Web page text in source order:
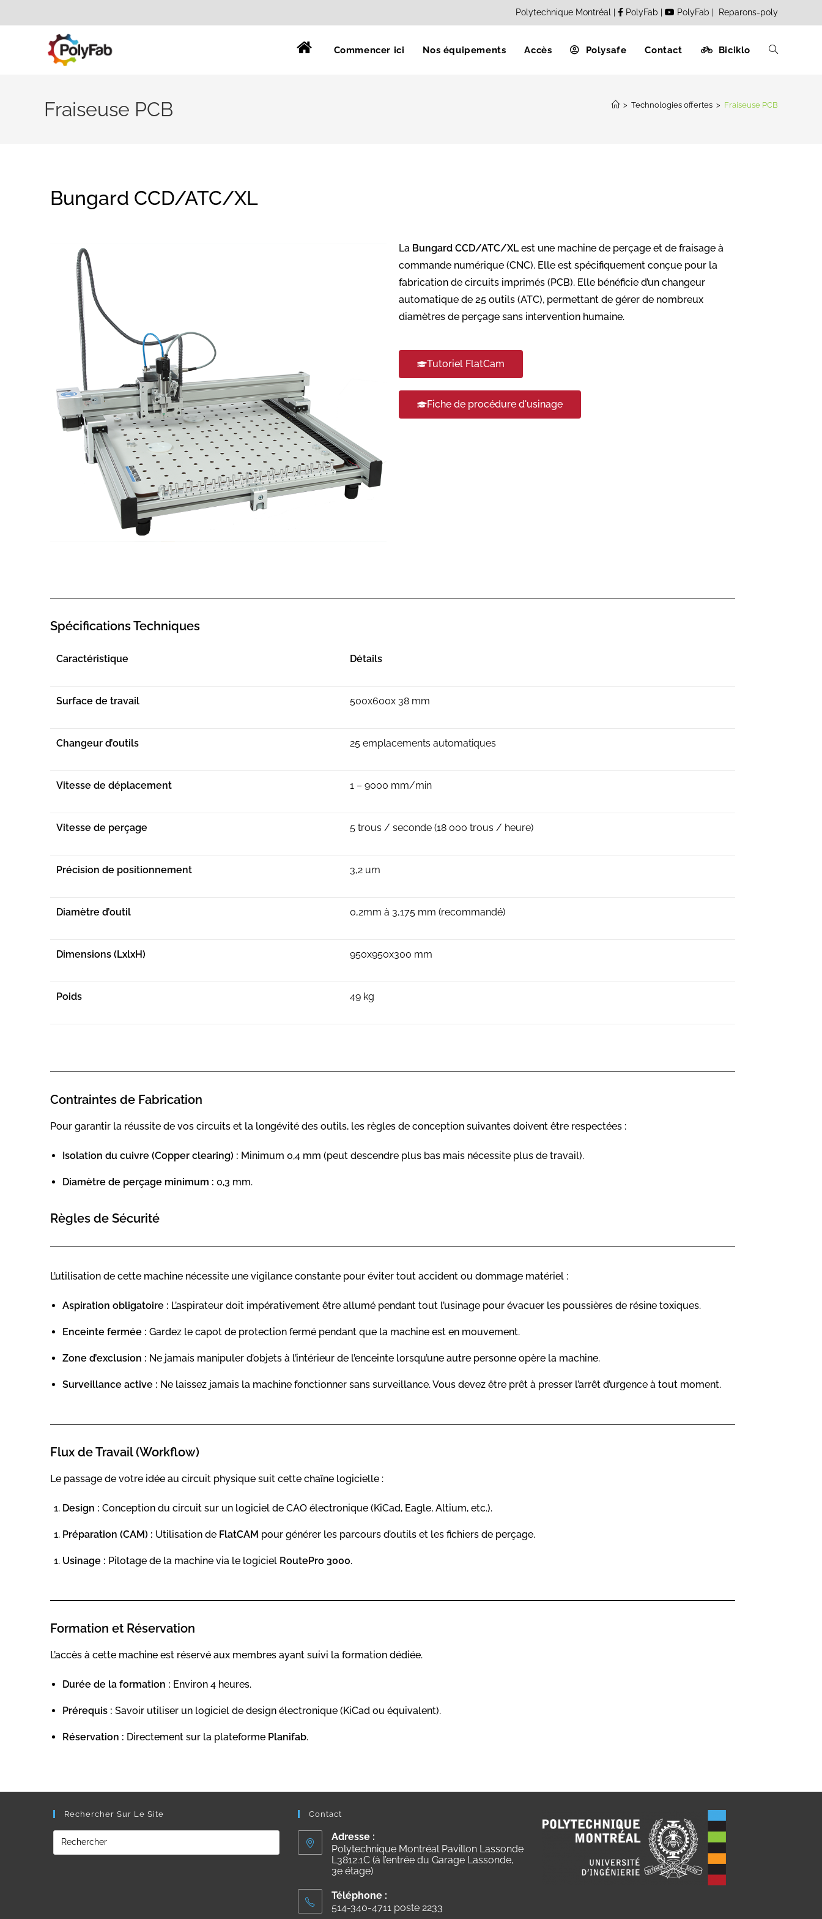
Polytechnique Montréal PolyFab PolyFab Reparons-poly
Commencer ici Nos équipements Accès Polysafe Contact Biciklo
Fraiseuse PCB > Technologies offertes > Fraiseuse PCB
Bungard CCD/ATC/XL
La Bungard CCD/ATC/XLest une machine de perçage et de fraisage à
commande numérique (CNC). Elle est spécifiquement conçue pour la
fabrication de circuits imprimés (PCB). Elle bénéficie d’un changeur
automatique de 25 outils (ATC), permettant de gérer de nombreux
diamètres de perçage sans intervention humaine.
Tutoriel FlatCam
Fiche de procédure d'usinage
Spécifications Techniques
Caractéristique Détails
Surface de travail 500x600x 38 mm
Changeur d’outils 25 emplacements automatiques
Vitesse de déplacement 1 – 9000 mm/min
Vitesse de perçage 5 trous / seconde (18 000 trous / heure)
Précision de positionnement 3,2 um
Diamètre d’outil 0,2mm à 3,175 mm (recommandé)
Dimensions (LxlxH) 950x950x300 mm
Poids 49 kg
Contraintes de Fabrication
Pour garantir la réussite de vos circuits et la longévité des outils, les règles de conception suivantes doivent être respectées :
Isolation du cuivre (Copper clearing) : Minimum 0,4 mm (peut descendre plus bas mais nécessite plus de travail).
Diamètre de perçage minimum : 0,3 mm.
Règles de Sécurité
L’utilisation de cette machine nécessite une vigilance constante pour éviter tout accident ou dommage matériel :
Aspiration obligatoire : L’aspirateur doit impérativement être allumé pendant tout l’usinage pour évacuer les poussières de résine toxiques.
Enceinte fermée : Gardez le capot de protection fermé pendant que la machine est en mouvement.
Zone d’exclusion : Ne jamais manipuler d’objets à l’intérieur de l’enceinte lorsqu’une autre personne opère la machine.
Surveillance active : Ne laissez jamais la machine fonctionner sans surveillance. Vous devez être prêt à presser l’arrêt d’urgence à tout moment.
Flux de Travail (Workflow)
Le passage de votre idée au circuit physique suit cette chaîne logicielle :
Design : Conception du circuit sur un logiciel de CAO électronique (KiCad, Eagle, Altium, etc.).
Préparation (CAM) : Utilisation de FlatCAM pour générer les parcours d’outils et les fichiers de perçage.
Usinage : Pilotage de la machine via le logiciel RoutePro 3000.
Formation et Réservation
L’accès à cette machine est réservé aux membres ayant suivi la formation dédiée.
Durée de la formation : Environ 4 heures.
Prérequis : Savoir utiliser un logiciel de design électronique (KiCad ou équivalent).
Réservation : Directement sur la plateforme Planifab.
Rechercher Sur Le Site Contact
Adresse :
Polytechnique Montréal Pavillon Lassonde
L3812.1C (à l’entrée du Garage Lassonde,
3e étage)
Téléphone :
514-340-4711 poste 2233